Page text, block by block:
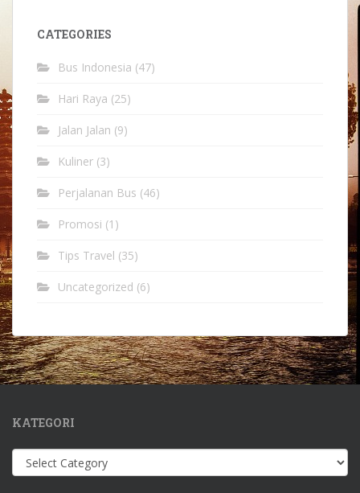
CATEGORIES
Bus Indonesia (47)
Hari Raya (25)
Jalan Jalan (9)
Kuliner (3)
Perjalanan Bus (46)
Promosi (1)
Tips Travel (35)
Uncategorized (6)
KATEGORI
Kategori